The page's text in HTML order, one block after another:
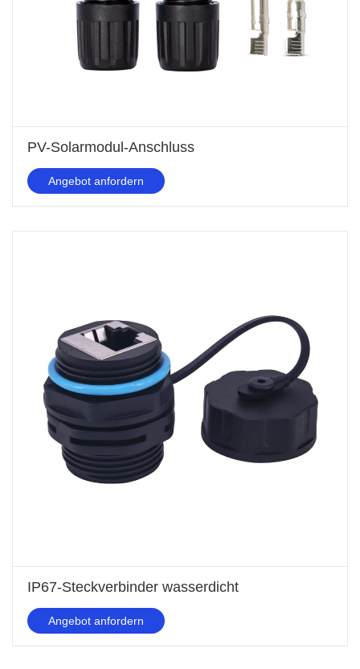
PV-Solarmodul-Anschluss
Angebot anfordern
IP67-Steckverbinder wasserdicht
Angebot anfordern